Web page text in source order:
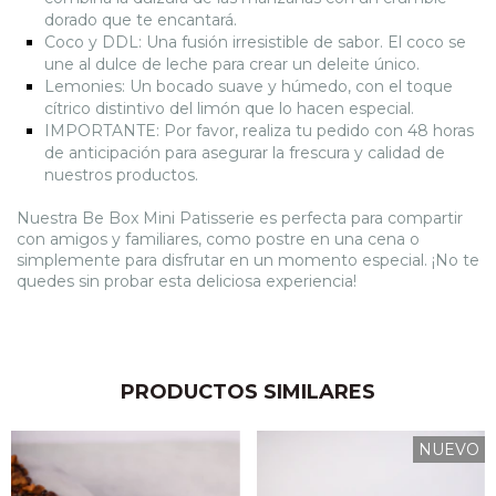
dorado que te encantará.
Coco y DDL: Una fusión irresistible de sabor. El coco se
une al dulce de leche para crear un deleite único.
Lemonies: Un bocado suave y húmedo, con el toque
cítrico distintivo del limón que lo hacen especial.
IMPORTANTE: Por favor, realiza tu pedido con 48 horas
de anticipación para asegurar la frescura y calidad de
nuestros productos.
Nuestra Be Box Mini Patisserie es perfecta para compartir
con amigos y familiares, como postre en una cena o
simplemente para disfrutar en un momento especial. ¡No te
quedes sin probar esta deliciosa experiencia!
PRODUCTOS SIMILARES
NUEVO